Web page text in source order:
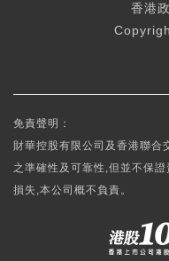
香港
免責聲明：
財華控股有限公司及香港聯合
之準確性及可靠性,但並不保
損失,本公司概不負責。